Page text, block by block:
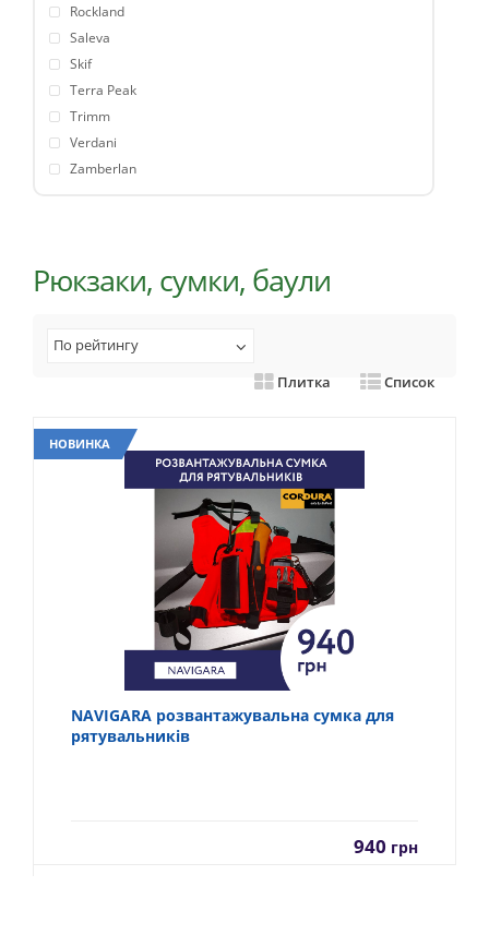
Rockland
Saleva
Skif
Terra Peak
Trimm
Verdani
Zamberlan
Рюкзаки, сумки, баули
По рейтингу
Плитка
Список
НОВИНКА
NAVIGARA розвантажувальна сумка для
рятувальників
940 грн